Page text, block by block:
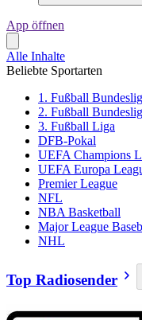
App öffnen
Alle Inhalte
Beliebte Sportarten
1. Fußball
2. Fußball
3. Fußball Liga
DFB-Pokal
UEFA Champions
UEFA Europa
Premier League
NFL
NBA Basketball
Major League
NHL
Top Radiosender